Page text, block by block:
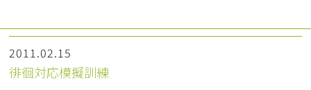
2011.02.15
徘徊対応模擬訓練